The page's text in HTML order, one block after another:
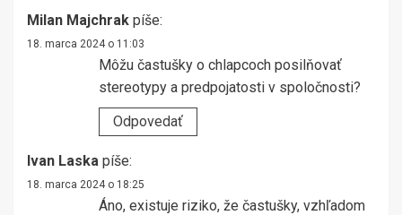
Milan Majchrak píše:
18. marca 2024 o 11:03
Môžu častušky o chlapcoch posilňovať
stereotypy a predpojatosti v spoločnosti?
Odpovedať
Ivan Laska píše:
18. marca 2024 o 18:25
Áno, existuje riziko, že častušky, vzhľadom